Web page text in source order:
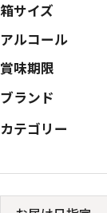
箱サイズ
アルコール
賞味期限
ブランド
カテゴリー